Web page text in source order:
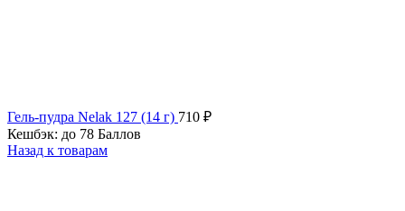
Гель-пудра Nelak 127 (14 г) 710 ₽
Кешбэк: до 78 Баллов
Назад к товарам